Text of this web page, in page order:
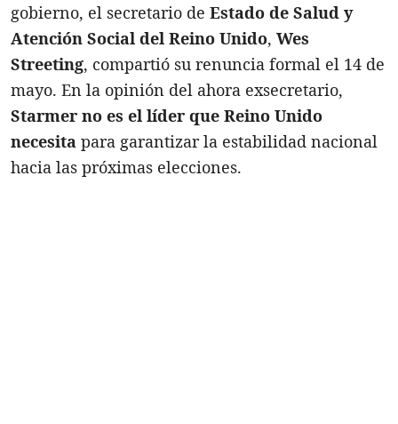
gobierno, el secretario de Estado de Salud y
Atención Social del Reino Unido, Wes
Streeting, compartió su renuncia formal el 14 de
mayo. En la opinión del ahora exsecretario,
Starmer no es el líder que Reino Unido
necesita para garantizar la estabilidad nacional
hacia las próximas elecciones.